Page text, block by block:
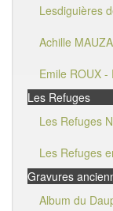
Lesdiguières
Achille
Emile ROUX -
Les Refuges
Les Refuges
Les Refuges
Gravures
Album du